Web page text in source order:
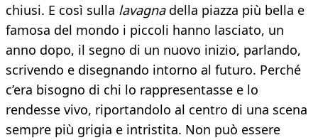
chiusi. E così sulla lavagnadella piazza più bella e
famosa del mondo i piccoli hanno lasciato, un
anno dopo, il segno di un nuovo inizio, parlando,
scrivendo e disegnando intorno al futuro. Perché
c’era bisogno di chi lo rappresentasse e lo
rendesse vivo, riportandolo al centro di una scena
sempre più grigia e intristita. Non può essere